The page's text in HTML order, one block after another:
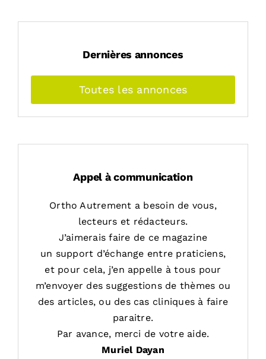
Dernières annonces
Toutes les annonces
Appel à communication
Ortho Autrement a besoin de vous,
lecteurs et rédacteurs.
J’aimerais faire de ce magazine
un support d’échange entre praticiens,
et pour cela, j’en appelle à tous pour
m’envoyer des suggestions de thèmes ou
des articles, ou des cas cliniques à faire
paraitre.
Par avance, merci de votre aide.
Muriel Dayan